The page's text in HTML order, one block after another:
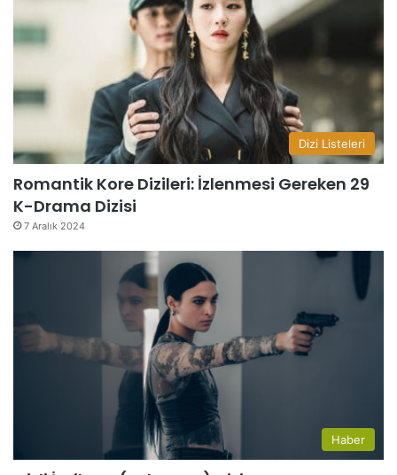
Dizi Listeleri
Romantik Kore Dizileri: İzlenmesi Gereken 29
K-Drama Dizisi
7 Aralık 2024
Haber